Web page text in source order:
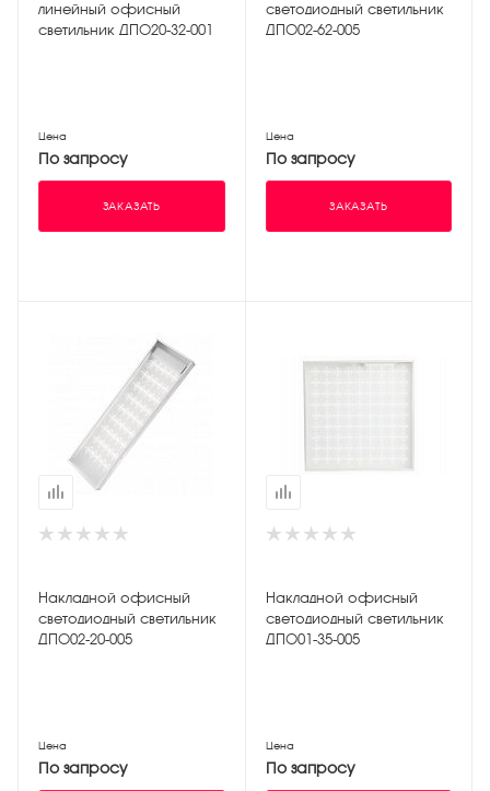
линейный офисный
светильник ДПО20-32-001
Цена
По запросу
ЗАКАЗАТЬ
светодиодный светильник
ДПО02-62-005
Цена
По запросу
ЗАКАЗАТЬ
Накладной офисный
светодиодный светильник
ДПО02-20-005
Цена
По запросу
Накладной офисный
светодиодный светильник
ДПО01-35-005
Цена
По запросу